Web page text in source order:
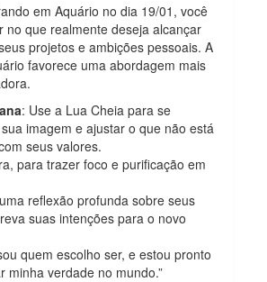
em Aquário no dia 19/01, você
no que realmente deseja alcançar
projetos e ambições pessoais. A
favorece uma abordagem mais
: Use a Lua Cheia para se
imagem e ajustar o que não está
seus valores.
para trazer foco e purificação em
reflexão profunda sobre seus
suas intenções para o novo
quem escolho ser, e estou pronto
minha verdade no mundo.”